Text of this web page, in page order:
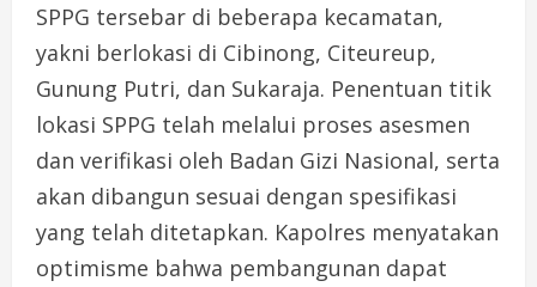
SPPG tersebar di beberapa kecamatan,
yakni berlokasi di Cibinong, Citeureup,
Gunung Putri, dan Sukaraja. Penentuan titik
lokasi SPPG telah melalui proses asesmen
dan verifikasi oleh Badan Gizi Nasional, serta
akan dibangun sesuai dengan spesifikasi
yang telah ditetapkan. Kapolres menyatakan
optimisme bahwa pembangunan dapat